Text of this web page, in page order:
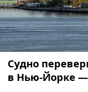
Судно
в Нью-Йорке —